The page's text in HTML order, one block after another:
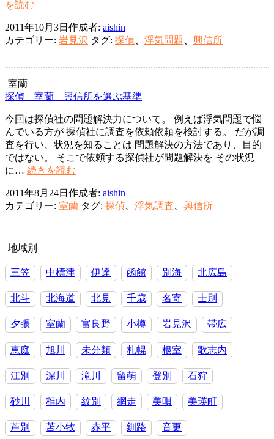
を読む
所
岩
沢
気・
題
の
先
送
り
2011年10月3日 作成者: aishin
カテゴリー: 岩見沢 タグ: 探偵、 浮気問題、 興信所
室蘭
探偵 室蘭 興信所を選ぶ基準
今回は探偵社の問題解決力について。 例えば浮気問題で悩
んでいる方が 探偵社に調査を依頼依頼を検討する。 だが調
査を行い、状況を知ることは 問題解決の方法であり、目的
ではない。 そこで依頼する探偵社が問題解決を その状況
に… 続きを読む
室
蘭
2011年8月24日 作成者: aishin
カテゴリー: 室蘭 タグ: 探偵、 浮気調査、 興信所
地域別
三笠 中標津 伊達 函館 別海 北広島
北斗 北海道 北見 千歳 名寄 士別
夕張 室蘭 富良野 小樽 岩見沢 帯広
恵庭 旭川 未分類 札幌 根室 歌志内
江別 深川 滝川 留萌 登別 石狩
砂川 稚内 紋別 網走 美唄 美瑛町
芦別 苫小牧 赤平 釧路 音更